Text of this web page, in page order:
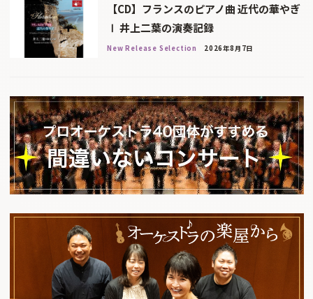
【CD】フランスのピアノ曲 近代の華やぎ
Ⅰ 井上二葉の演奏記録
New Release Selection 2026年8月7日